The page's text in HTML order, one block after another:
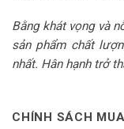
Bằng khát vọng và
sản phẩm chất
nhất. Hân hạnh trở
CHÍNH SÁCH